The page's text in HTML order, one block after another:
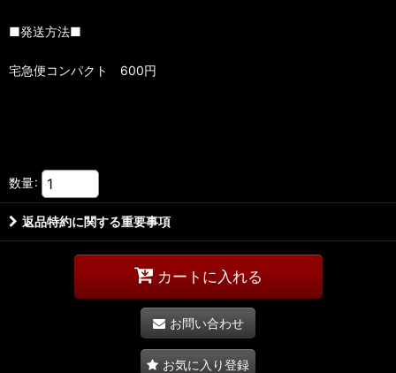
■発送方法■
宅急便コンパクト 600円
数量:
返品特約に関する重要事項
カートに入れる
お問い合わせ
お気に入り登録